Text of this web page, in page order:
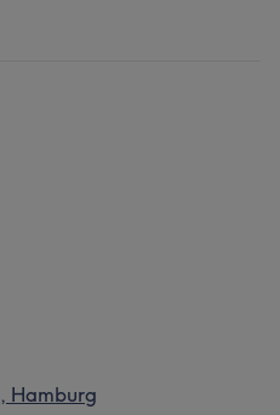
Hamburg